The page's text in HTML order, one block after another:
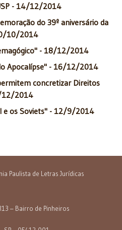
- 14/12/2014
do 39º aniversário da
10/2014
- 18/12/2014
Apocalípse" - 16/12/2014
concretizar Direitos
12/2014
e os Soviets" - 12/9/2014
Paulista de Letras Jurídicas
– Bairro de Pinheiros